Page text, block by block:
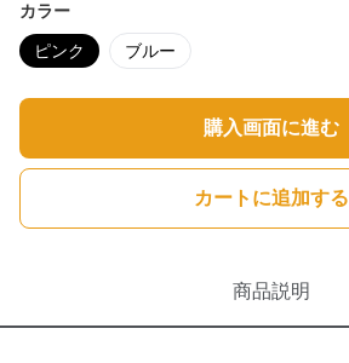
カラー
ピンク ブルー
購入画面に進む
カートに追加する
商品説明